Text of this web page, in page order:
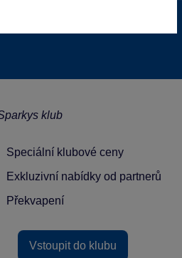
Speciální klubové ceny
Exkluzivní nabídky od partnerů
Překvapení
Vstoupit do klubu